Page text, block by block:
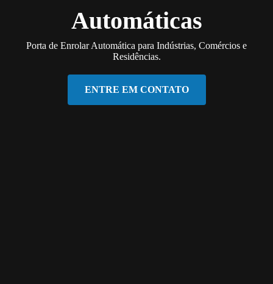
Automáticas
Porta de Enrolar Automática para Indústrias, Comércios e
Residências.
ENTRE EM CONTATO